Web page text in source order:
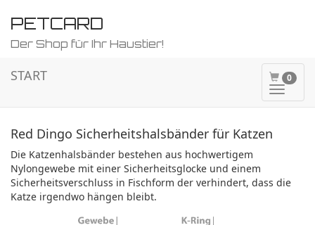
PETCARD
Der Shop für Ihr Haustier!
0
ein-/
START
Red Dingo Sicherheitshalsbänder für Katzen
Die Katzenhalsbänder bestehen aus hochwertigem
Nylongewebe mit einer Sicherheitsglocke und einem
Sicherheitsverschluss in Fischform der verhindert, dass die
Katze irgendwo hängen bleibt.